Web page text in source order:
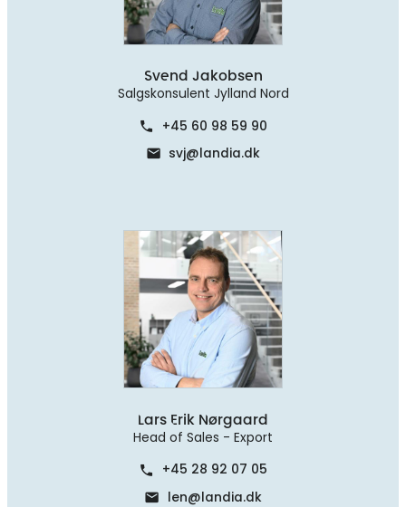
Svend Jakobsen
Salgskonsulent Jylland Nord
phone +45 60 98 59 90
mail svj@landia.dk
Lars Erik Nørgaard
Head of Sales - Export
phone +45 28 92 07 05
mail len@landia.dk